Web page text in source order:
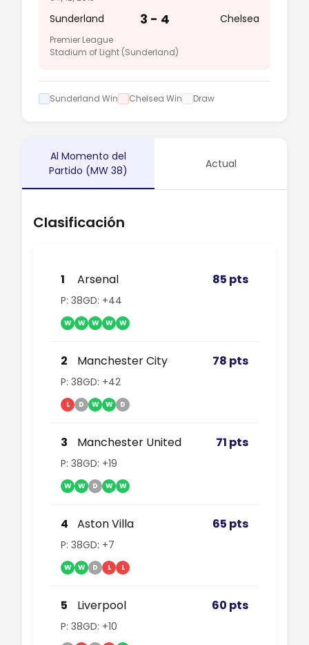
Sunderland 3 - 4 Chelsea
Premier League
Stadium of Light (Sunderland)
Sunderland Win Chelsea Win Draw
Al Momento del
Partido (MW 38)
Actual
Clasificación
1 Arsenal 85 pts
P: 38GD: +44
W W W W W
2 Manchester City 78 pts
P: 38GD: +42
L D W W D
3 Manchester United 71 pts
P: 38GD: +19
W W D W W
4 Aston Villa 65 pts
P: 38GD: +7
W W D L L
5 Liverpool 60 pts
P: 38GD: +10